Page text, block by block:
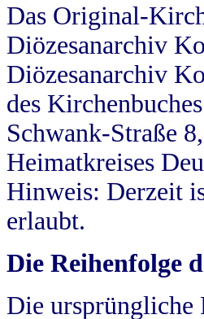
Das Original-
Diözesanarchiv
Diözesanarchiv
des
Schwank-Straße
Heimatkreises
Hinweis: Derzeit
erlaubt.
Die Reihenfolge
Die ursprüngliche